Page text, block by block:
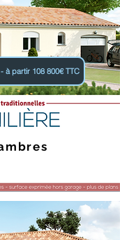
à partir 108 800€ TTC